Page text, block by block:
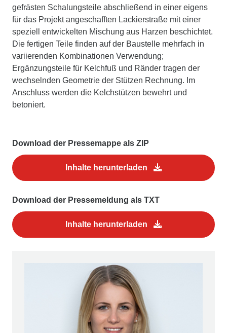
gefrästen Schalungsteile abschließend in einer eigens
für das Projekt angeschafften Lackierstraße mit einer
speziell entwickelten Mischung aus Harzen beschichtet.
Die fertigen Teile finden auf der Baustelle mehrfach in
variierenden Kombinationen Verwendung;
Ergänzungsteile für Kelchfuß und Ränder tragen der
wechselnden Geometrie der Stützen Rechnung. Im
Anschluss werden die Kelchstützen bewehrt und
betoniert.
Download der Pressemappe als ZIP
Inhalte herunterladen
Download der Pressemeldung als TXT
Inhalte herunterladen